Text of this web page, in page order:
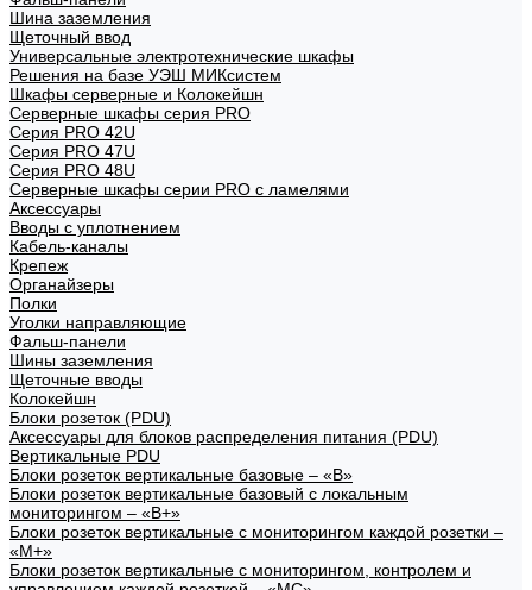
Шина заземления
Щеточный ввод
Универсальные электротехнические шкафы
Решения на базе УЭШ МИКсистем
Шкафы серверные и Колокейшн
Серверные шкафы серия PRO
Серия PRO 42U
Серия PRO 47U
Серия PRO 48U
Серверные шкафы серии PRO с ламелями
Аксессуары
Вводы с уплотнением
Кабель-каналы
Крепеж
Органайзеры
Полки
Уголки направляющие
Фальш-панели
Шины заземления
Щеточные вводы
Колокейшн
Блоки розеток (PDU)
Аксессуары для блоков распределения питания (PDU)
Вертикальные PDU
Блоки розеток вертикальные базовые – «В»
Блоки розеток вертикальные базовый с локальным
мониторингом – «В+»
Блоки розеток вертикальные с мониторингом каждой розетки –
«М+»
Блоки розеток вертикальные с мониторингом, контролем и